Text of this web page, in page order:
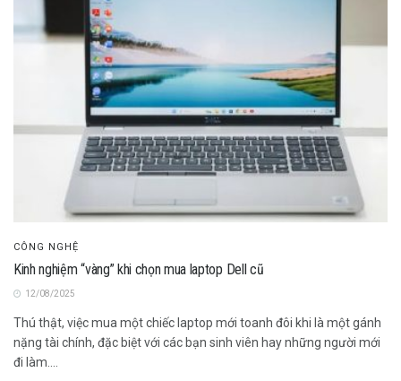
CÔNG NGHỆ
Kinh nghiệm “vàng” khi chọn mua laptop Dell cũ
12/08/2025
Thú thật, việc mua một chiếc laptop mới toanh đôi khi là một gánh
nặng tài chính, đặc biệt với các bạn sinh viên hay những người mới
đi làm....